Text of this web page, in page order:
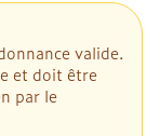
valide.
et doit être
par le